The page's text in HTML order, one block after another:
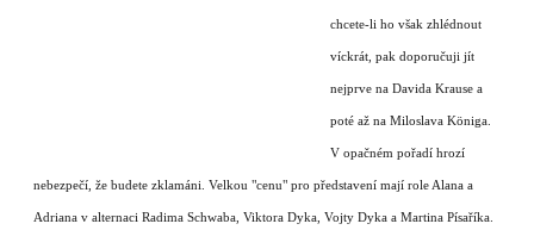
chcete-li ho však zhlédnout
víckrát, pak doporučuji jít
nejprve na Davida Krause a
poté až na Miloslava Königa.
V opačném pořadí hrozí
nebezpečí, že budete zklamáni. Velkou "cenu" pro představení mají role Alana a
Adriana v alternaci Radima Schwaba, Viktora Dyka, Vojty Dyka a Martina Písaříka.